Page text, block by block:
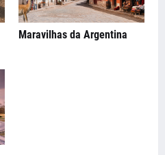
Maravilhas da Argentina